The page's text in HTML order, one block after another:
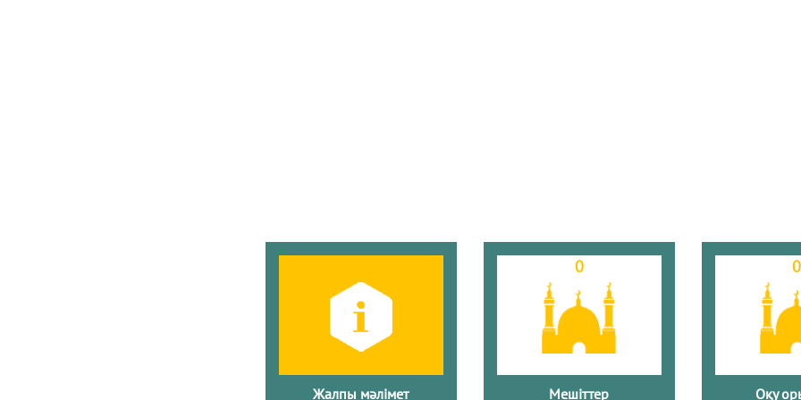
Жалпы мәлімет
0
Мешіттер
0
Оқу